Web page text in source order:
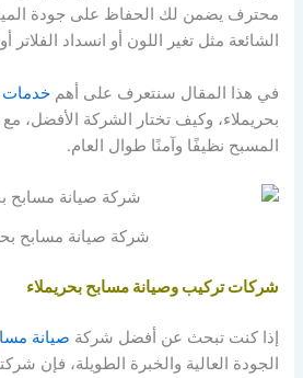
محترف يضمن لك الحفاظ على جودة
الشائعة مثل تغير اللون أو انسداد الفلاتر
في هذا المقال سنتعرف على أهمخدمات
بحريملاء، وكيف تختار الشركة الأفضل،
المسبح نظيفًا وآمنًا طوال العام.
شركة صيانة مسابح
شركات تركيب وصيانة مسابح بحريملاء
إذا كنت تبحث عن أفضل شركة صيانة
الجودة العالية والخبرة الطويلة، فإن